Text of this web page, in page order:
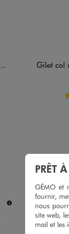
Gilet col
PRÊT
GÉMO et
fournir,
nous
site web,
mail et les